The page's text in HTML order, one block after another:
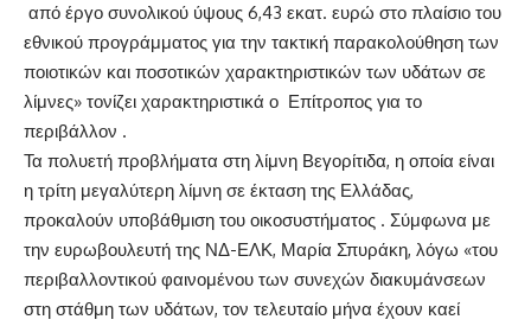
από έργο συνολικού ύψους 6,43 εκατ. ευρώ στο πλαίσιο του
εθνικού προγράμματος για την τακτική παρακολούθηση των
ποιοτικών και ποσοτικών χαρακτηριστικών των υδάτων σε
λίμνες» τονίζει χαρακτηριστικά ο Επίτροπος για το
περιβάλλον .
Τα πολυετή προβλήματα στη λίμνη Βεγορίτιδα, η οποία είναι
η τρίτη μεγαλύτερη λίμνη σε έκταση της Ελλάδας,
προκαλούν υποβάθμιση του οικοσυστήματος . Σύμφωνα με
την ευρωβουλευτή της ΝΔ-ΕΛΚ, Μαρία Σπυράκη, λόγω «του
περιβαλλοντικού φαινομένου των συνεχών διακυμάνσεων
στη στάθμη των υδάτων, τον τελευταίο μήνα έχουν καεί